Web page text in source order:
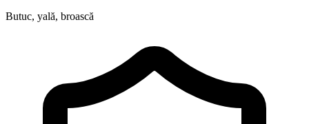
Butuc, yală, broască